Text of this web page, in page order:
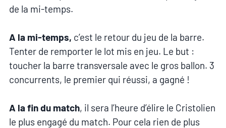
de la mi-temps.
A la mi-temps, c’est le retour du jeu de la barre.
Tenter de remporter le lot mis en jeu. Le but :
toucher la barre transversale avec le gros ballon. 3
concurrents, le premier qui réussi, a gagné !
A la fin du match, il sera l’heure d’élire le Cristolien
le plus engagé du match. Pour cela rien de plus